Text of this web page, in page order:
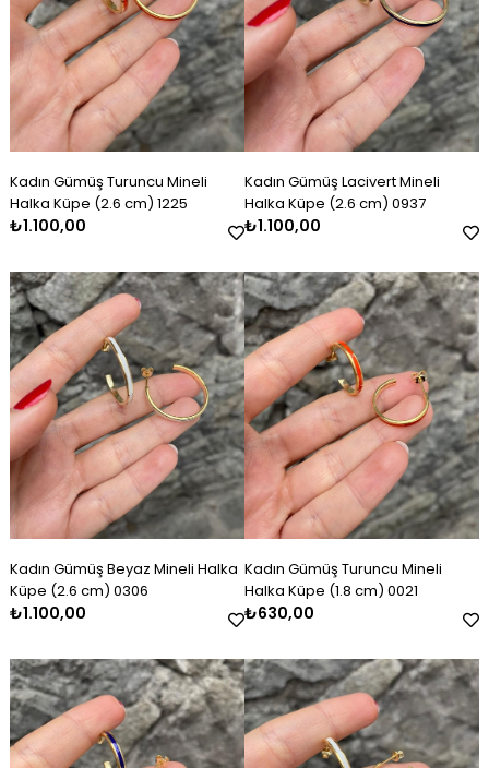
Kadın Gümüş Turuncu Mineli
Halka Küpe (2.6 cm) 1225
₺1.100,00
Kadın Gümüş Lacivert Mineli
Halka Küpe (2.6 cm) 0937
₺1.100,00
Kadın Gümüş Beyaz Mineli Halka
Küpe (2.6 cm) 0306
₺1.100,00
Kadın Gümüş Turuncu Mineli
Halka Küpe (1.8 cm) 0021
₺630,00